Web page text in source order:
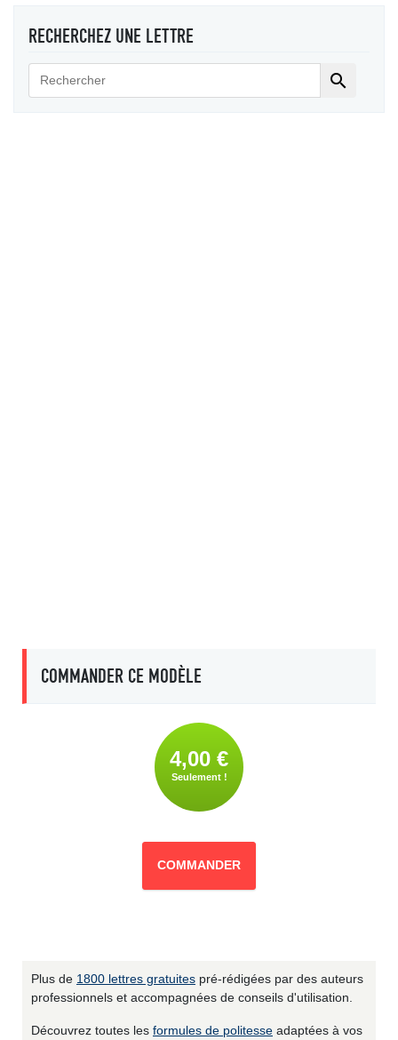
RECHERCHEZ UNE LETTRE

COMMANDER CE MODÈLE
4,00 €
Seulement !
COMMANDER
Plus de 1800 lettres gratuites pré-rédigées par des auteurs
professionnels et accompagnées de conseils d'utilisation.
Découvrez toutes les formules de politesse adaptées à vos